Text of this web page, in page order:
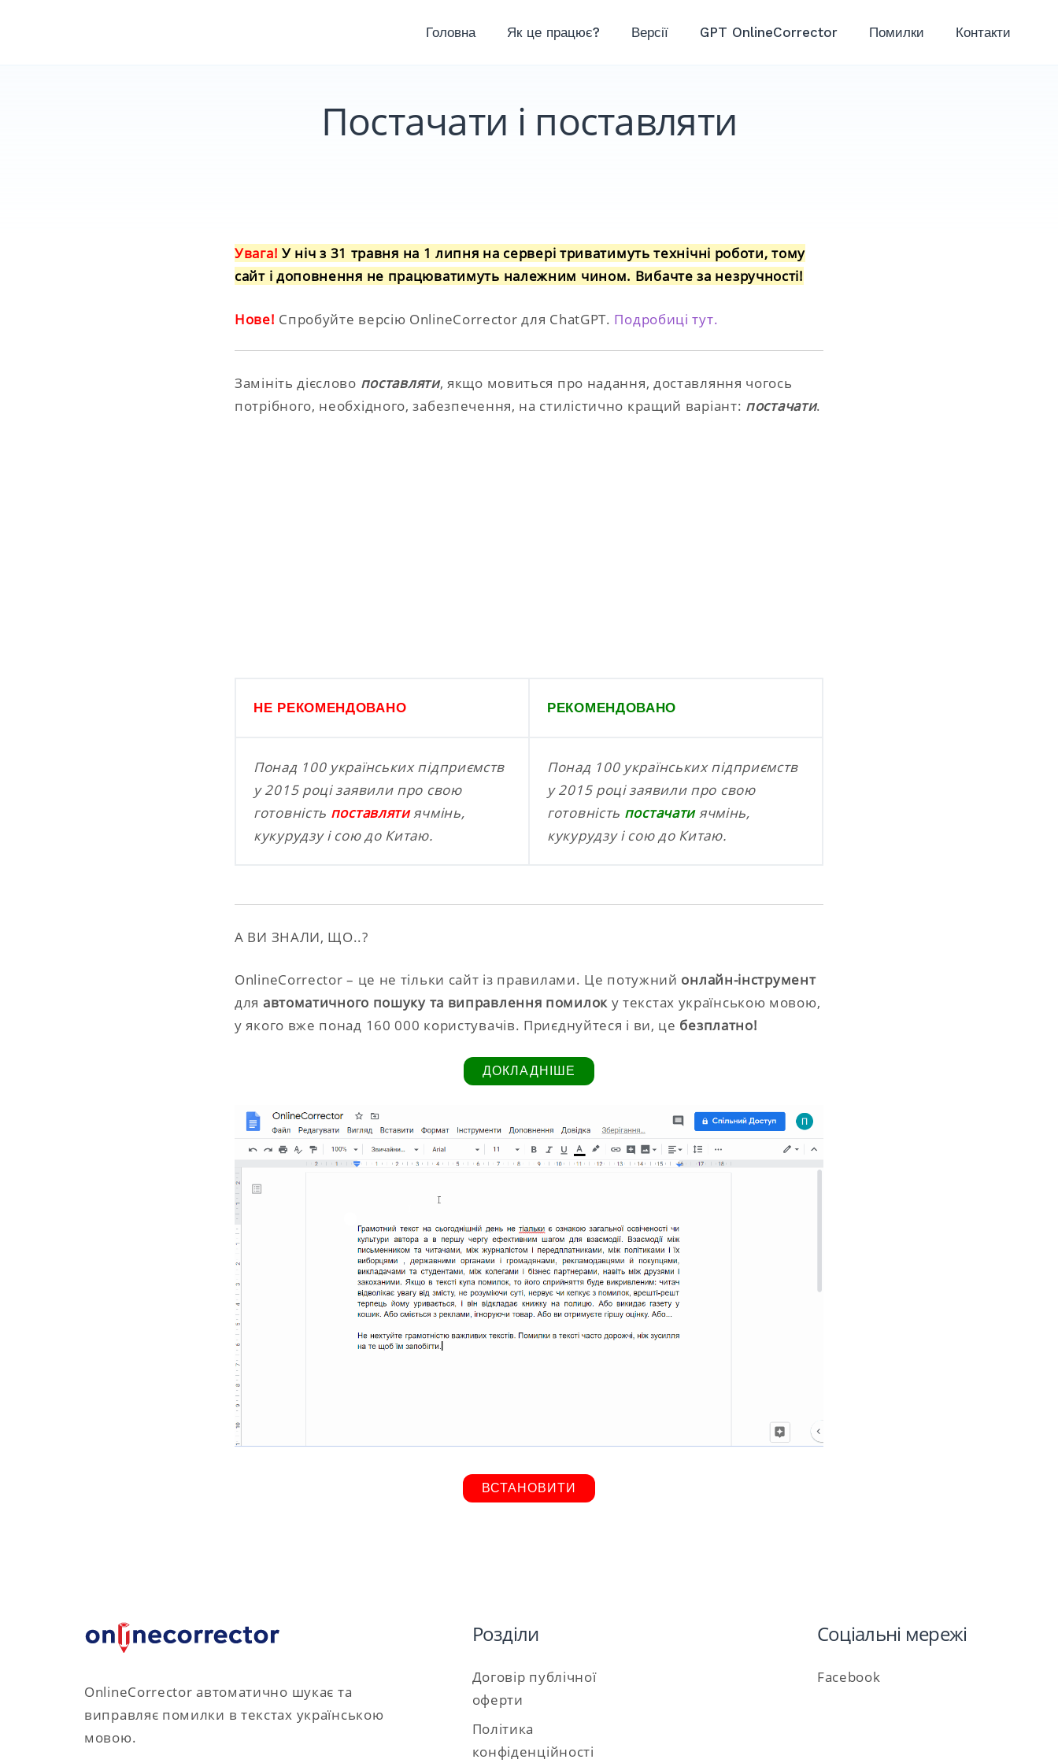
Головна Як це працює? Версії GPT OnlineCorrector Помилки Контакти
Постачати і поставляти
Увага! У ніч з 31 травня на 1 липня на сервері триватимуть технічні роботи, тому
сайт і доповнення не працюватимуть належним чином. Вибачте за незручності!
Нове! Спробуйте версію OnlineCorrector для ChatGPT. Подробиці тут.
Замініть дієслово поставляти, якщо мовиться про надання, доставляння чогось
потрібного, необхідного, забезпечення, на стилістично кращий варіант: постачати.
НЕ РЕКОМЕНДОВАНО РЕКОМЕНДОВАНО
Понад 100 українських підприємств
у 2015 році заявили про свою
готовність поставлятиячмінь,
кукурудзу і сою до Китаю.
Понад 100 українських підприємств
у 2015 році заявили про свою
готовність постачатиячмінь,
кукурудзу і сою до Китаю.
А ВИ ЗНАЛИ, ЩО..?
OnlineCorrector – це не тільки сайт із правилами. Це потужний онлайн-інструмент
для автоматичного пошуку та виправлення помилоку текстах українською мовою,
у якого вже понад 160 000 користувачів. Приєднуйтеся і ви, це безплатно!
ДОКЛАДНІШЕ
ВСТАНОВИТИ
OnlineCorrector автоматично шукає та
виправляє помилки в текстах українською
мовою.
Розділи
Договір публічної
оферти
Політика
конфіденційності
Соціальні мережі
Facebook